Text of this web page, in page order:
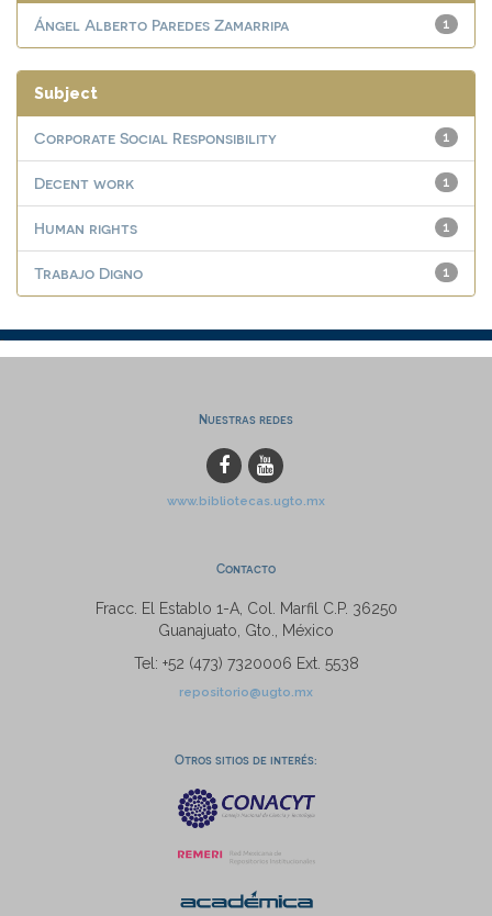
1
Ángel Alberto Paredes Zamarripa
Subject
1
Corporate Social Responsibility
1
Decent work
1
Human rights
1
Trabajo Digno
Nuestras redes
www.bibliotecas.ugto.mx
Contacto
Fracc. El Establo 1-A, Col. Marfil C.P. 36250
Guanajuato, Gto., México
Tel: +52 (473) 7320006 Ext. 5538
repositorio@ugto.mx
Otros sitios de interés: